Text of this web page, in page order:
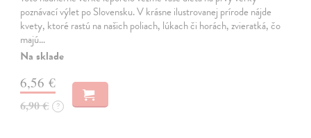
poznávací výlet po Slovensku. V krásne ilustrovanej prírode nájde
kvety, ktoré rastú na našich poliach, lúkach či horách, zvieratká, čo
majú…
Na sklade
6,56 €
6,90 € ?